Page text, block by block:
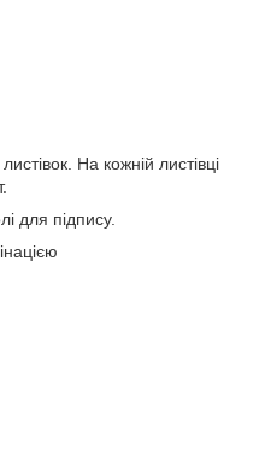
На кожній листівці
для підпису.